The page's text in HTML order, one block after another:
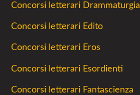
Concorsi letterari Drammaturgia
Concorsi letterari Edito
Concorsi letterari Eros
Concorsi letterari Esordienti
Concorsi letterari Fantascienza